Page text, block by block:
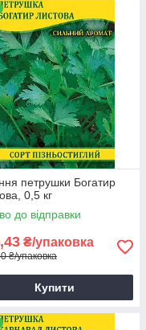
петрушки Богатир
0,5 кг
до відправки
₴/упаковка
₴/упаковка
Купити